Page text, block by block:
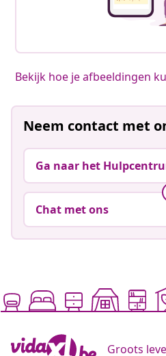
Bekijk hoe je afbeeldingen
Neem contact met
Ga naar het
Chat met ons
Groots